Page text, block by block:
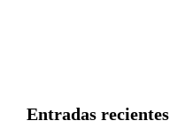
Entradas recientes